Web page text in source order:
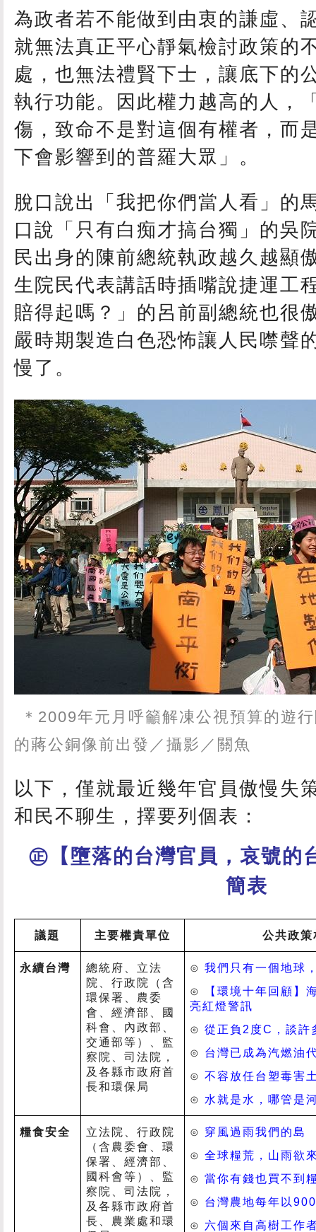
為政者若不能做到由衷的謙虛、
就無法真正平心靜氣檢討政策的
處，也無法禮賢下士，讓底下的
執行功能。因此權力越高的人，
傷，致命不是對這個有權者，而
下會影響到的普羅大眾」。
脫口說出「我把你們當人看」的
口說「只有白痴才搞台獨」的吳
民出身的陳前總統執政越久越顯
生院民代表講話時插嘴說捷運工
賠得起嗎？」的呂前副總統也很
嚴時期製造白色恐怖讓人民噤聲
慢了。
＊2009年元月呼籲解凍公視預算的遊
的蔣公銅像前出發／攝影／關魚
以下，僅就最近幾年官員傲慢失
和民不聊生，擇要列個表：
㊣【墮落的台灣官員，哀號的
簡表
議題 主要權責單位 公共政
永續台灣
總統府、立法
院、行政院（含
環保署、農委
會、經濟部、國
科會、內政部、
交通部等）、監
察院、司法院，
及各縣市政府首
長和環保局
⊙ 我們只有一個地球
⊙
【環境十年回顧】
亮紅燈警訊
⊙ 從正負 2 度C ，談
⊙ 台灣已成為汽燃油
⊙ 不容放任台塑毒害
⊙ 水就是水，哪管是
糧食安全
立法院、行政院
（含農委會、環
保署、經濟部、
國科會等）、監
察院、司法院，
及各縣市政府首
長、農業處和環
⊙ 穿風過雨我們的島
⊙ 全球糧荒，山雨欲
⊙ 當你有錢也買不到
⊙ 台灣農地每年以
⊙ 六個來自高樹工作